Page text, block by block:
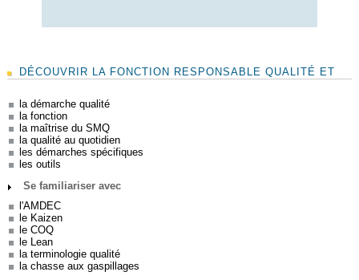
⭐⭐⭐⭐
Bonne formation. Hassane. 28/05/2024 ⭐⭐⭐⭐
DÉCOUVRIR LA FONCTION RESPONSABLE QUALITÉ ET
la démarche qualité
la fonction
la maîtrise du SMQ
la qualité au quotidien
les démarches spécifiques
les outils
Se familiariser avec
l'AMDEC
le Kaizen
le COQ
le Lean
la terminologie qualité
la chasse aux gaspillages